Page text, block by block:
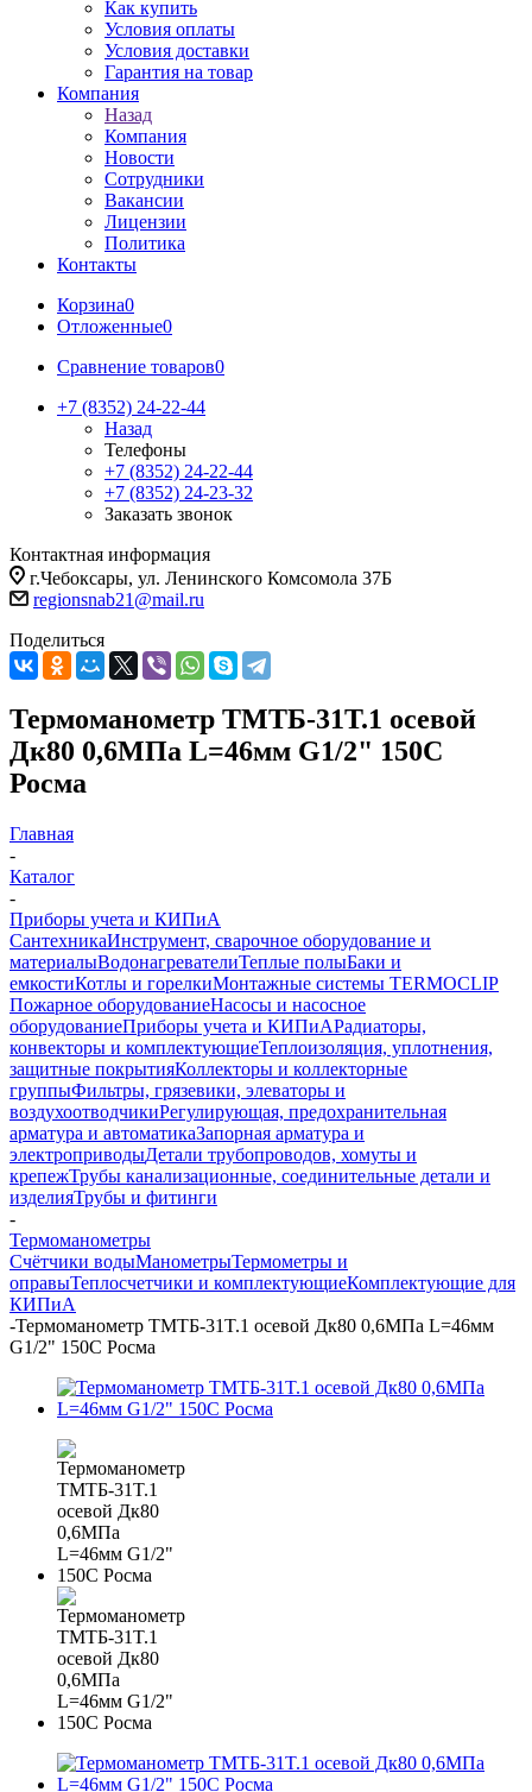
Как купить
Условия оплаты
Условия доставки
Гарантия на товар
Компания
Назад
Компания
Новости
Сотрудники
Вакансии
Лицензии
Политика
Контакты
Корзина0
Отложенные0
Сравнение товаров0
+7 (8352) 24-22-44
Назад
Телефоны
+7 (8352) 24-22-44
+7 (8352) 24-23-32
Заказать звонок
Контактная информация
г.Чебоксары, ул. Ленинского Комсомола 37Б
regionsnab21@mail.ru
Поделиться
Термоманометр ТМТБ-31T.1 осевой
Дк80 0,6МПа L=46мм G1/2" 150C
Росма
Главная
-
Каталог
-
Приборы учета и КИПиА
СантехникаИнструмент, сварочное оборудование и
материалыВодонагревателиТеплые полыБаки и
емкостиКотлы и горелкиМонтажные системы TERMOCLIP
Пожарное оборудованиеНасосы и насосное
оборудованиеПриборы учета и КИПиАРадиаторы,
конвекторы и комплектующиеТеплоизоляция, уплотнения,
защитные покрытияКоллекторы и коллекторные
группыФильтры, грязевики, элеваторы и
воздухоотводчикиРегулирующая, предохранительная
арматура и автоматикаЗапорная арматура и
электроприводыДетали трубопроводов, хомуты и
крепежТрубы канализационные, соединительные детали и
изделияТрубы и фитинги
-
Термоманометры
Счётчики водыМанометрыТермометры и
оправыТеплосчетчики и комплектующиеКомплектующие для
КИПиА
-Термоманометр ТМТБ-31T.1 осевой Дк80 0,6МПа L=46мм
G1/2" 150C Росма